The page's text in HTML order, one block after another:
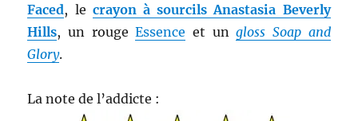
Faced, le crayon à sourcils Anastasia Beverly
Hills, un rougeEssence et ungloss Soap and
Glory.
La note de l’addicte :